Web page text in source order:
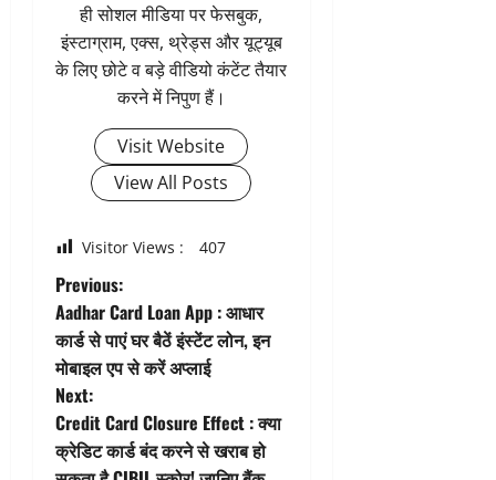
ही सोशल मीडिया पर फेसबुक,
इंस्टाग्राम, एक्स, थ्रेड्स और यूट्यूब
के लिए छोटे व बड़े वीडियो कंटेंट तैयार
करने में निपुण हैं।
Visit Website
View All Posts
Visitor Views : 407
P
o
s
t
Previous:
Aadhar Card Loan App : आधार
कार्ड से पाएं घर बैठें इंस्टेंट लोन, इन
मोबाइल एप से करें अप्लाई
Next:
Credit Card Closure Effect : क्या
क्रेडिट कार्ड बंद करने से खराब हो